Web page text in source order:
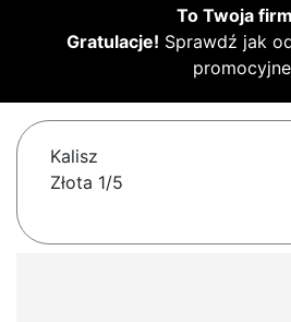
To Twoja
Gratulacje! Sprawdź jak
Kalisz
Złota 1/5